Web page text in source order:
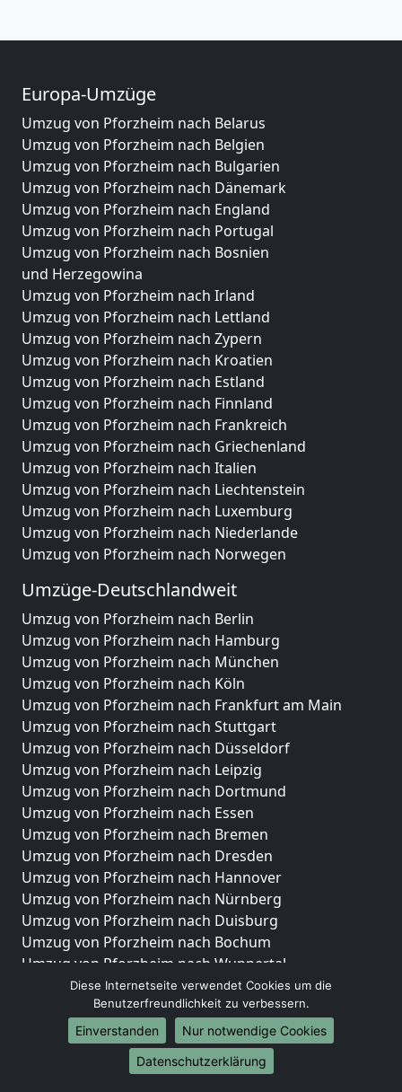
Europa-Umzüge
Umzug von Pforzheim nach Belarus
Umzug von Pforzheim nach Belgien
Umzug von Pforzheim nach Bulgarien
Umzug von Pforzheim nach Dänemark
Umzug von Pforzheim nach England
Umzug von Pforzheim nach Portugal
Umzug von Pforzheim nach Bosnien
und Herzegowina
Umzug von Pforzheim nach Irland
Umzug von Pforzheim nach Lettland
Umzug von Pforzheim nach Zypern
Umzug von Pforzheim nach Kroatien
Umzug von Pforzheim nach Estland
Umzug von Pforzheim nach Finnland
Umzug von Pforzheim nach Frankreich
Umzug von Pforzheim nach Griechenland
Umzug von Pforzheim nach Italien
Umzug von Pforzheim nach Liechtenstein
Umzug von Pforzheim nach Luxemburg
Umzug von Pforzheim nach Niederlande
Umzug von Pforzheim nach Norwegen
Umzüge-Deutschlandweit
Umzug von Pforzheim nach Berlin
Umzug von Pforzheim nach Hamburg
Umzug von Pforzheim nach München
Umzug von Pforzheim nach Köln
Umzug von Pforzheim nach Frankfurt am Main
Umzug von Pforzheim nach Stuttgart
Umzug von Pforzheim nach Düsseldorf
Umzug von Pforzheim nach Leipzig
Umzug von Pforzheim nach Dortmund
Umzug von Pforzheim nach Essen
Umzug von Pforzheim nach Bremen
Umzug von Pforzheim nach Dresden
Umzug von Pforzheim nach Hannover
Umzug von Pforzheim nach Nürnberg
Umzug von Pforzheim nach Duisburg
Umzug von Pforzheim nach Bochum
Umzug von Pforzheim nach Wuppertal
Umzug von Pforzheim nach Bielefeld
Umzug von Pforzheim nach Bonn
Umzug von Pforzheim nach Münster
Internationale-Umzüge
Diese Internetseite verwendet Cookies um die
Benutzerfreundlichkeit zu verbessern.
Einverstanden
Nur notwendige Cookies
Datenschutzerklärung